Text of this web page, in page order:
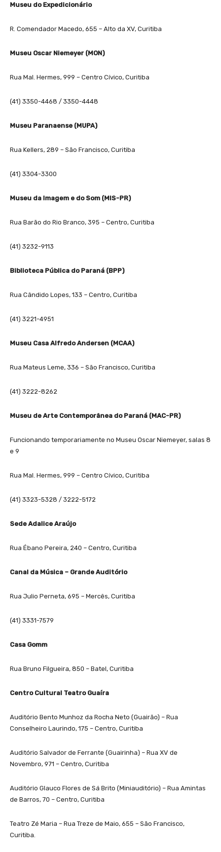
Museu do Expedicionário
R. Comendador Macedo, 655 – Alto da XV, Curitiba
Museu Oscar Niemeyer (MON)
Rua Mal. Hermes, 999 – Centro Cívico, Curitiba
(41) 3350-4468 / 3350-4448
Museu Paranaense (MUPA)
Rua Kellers, 289 – São Francisco, Curitiba
(41) 3304-3300
Museu da Imagem e do Som (MIS-PR)
Rua Barão do Rio Branco, 395 – Centro, Curitiba
(41) 3232-9113
Biblioteca Pública do Paraná (BPP)
Rua Cândido Lopes, 133 – Centro, Curitiba
(41) 3221-4951
Museu Casa Alfredo Andersen (MCAA)
Rua Mateus Leme, 336 – São Francisco, Curitiba
(41) 3222-8262
Museu de Arte Contemporânea do Paraná (MAC-PR)
Funcionando temporariamente no Museu Oscar Niemeyer, salas 8
e 9
Rua Mal. Hermes, 999 – Centro Cívico, Curitiba
(41) 3323-5328 / 3222-5172
Sede Adalice Araújo
Rua Ébano Pereira, 240 – Centro, Curitiba
Canal da Música – Grande Auditório
Rua Julio Perneta, 695 – Mercês, Curitiba
(41) 3331-7579
Casa Gomm
Rua Bruno Filgueira, 850 – Batel, Curitiba
Centro Cultural Teatro Guaíra
Auditório Bento Munhoz da Rocha Neto (Guairão) – Rua
Conselheiro Laurindo, 175 – Centro, Curitiba
Auditório Salvador de Ferrante (Guairinha) – Rua XV de
Novembro, 971 – Centro, Curitiba
Auditório Glauco Flores de Sá Brito (Miniauditório) – Rua Amintas
de Barros, 70 – Centro, Curitiba
Teatro Zé Maria – Rua Treze de Maio, 655 – São Francisco,
Curitiba.